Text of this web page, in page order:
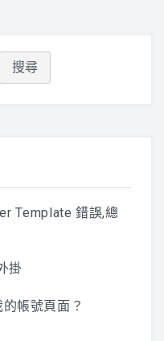
Template 錯誤,總
掛
帳號頁面？